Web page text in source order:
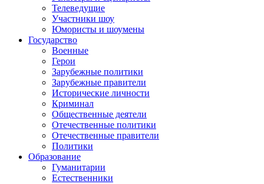
Телеведущие
Участники шоу
Юмористы и шоумены
Государство
Военные
Герои
Зарубежные политики
Зарубежные правители
Исторические личности
Криминал
Общественные деятели
Отечественные политики
Отечественные правители
Политики
Образование
Гуманитарии
Естественники